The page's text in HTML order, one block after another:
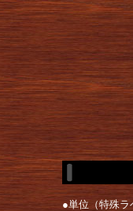
●単位（特殊